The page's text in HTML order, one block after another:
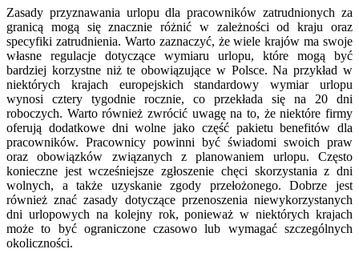
Zasady przyznawania urlopu dla pracowników zatrudnionych za
granicą mogą się znacznie różnić w zależności od kraju oraz
specyfiki zatrudnienia. Warto zaznaczyć, że wiele krajów ma swoje
własne regulacje dotyczące wymiaru urlopu, które mogą być
bardziej korzystne niż te obowiązujące w Polsce. Na przykład w
niektórych krajach europejskich standardowy wymiar urlopu
wynosi cztery tygodnie rocznie, co przekłada się na 20 dni
roboczych. Warto również zwrócić uwagę na to, że niektóre firmy
oferują dodatkowe dni wolne jako część pakietu benefitów dla
pracowników. Pracownicy powinni być świadomi swoich praw
oraz obowiązków związanych z planowaniem urlopu. Często
konieczne jest wcześniejsze zgłoszenie chęci skorzystania z dni
wolnych, a także uzyskanie zgody przełożonego. Dobrze jest
również znać zasady dotyczące przenoszenia niewykorzystanych
dni urlopowych na kolejny rok, ponieważ w niektórych krajach
może to być ograniczone czasowo lub wymagać szczególnych
okoliczności.